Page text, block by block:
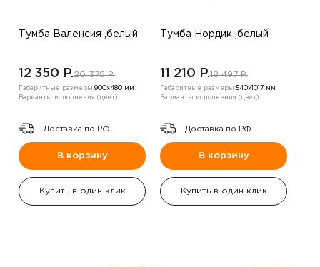
Тумба Валенсия ,белый
12 350 P.20 378 P.
Габаритные размеры:900х480 мм
Варианты исполнения (цвет):
Доставка по РФ.
В корзину
Купить в один клик
Тумба Нордик ,белый
11 210 P.18 497 P.
Габаритные размеры:540х1017 мм
Варианты исполнения (цвет):
Доставка по РФ.
В корзину
Купить в один клик